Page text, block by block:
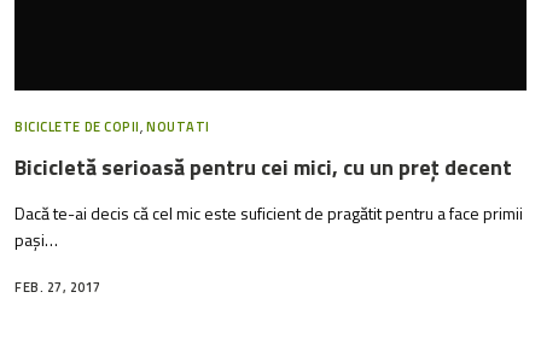
BICICLETE DE COPII,NOUTATI
Bicicletă serioasă pentru cei mici, cu un preț decent
Dacă te-ai decis că cel mic este suficient de pragătit pentru a face primii
pași…
FEB. 27, 2017